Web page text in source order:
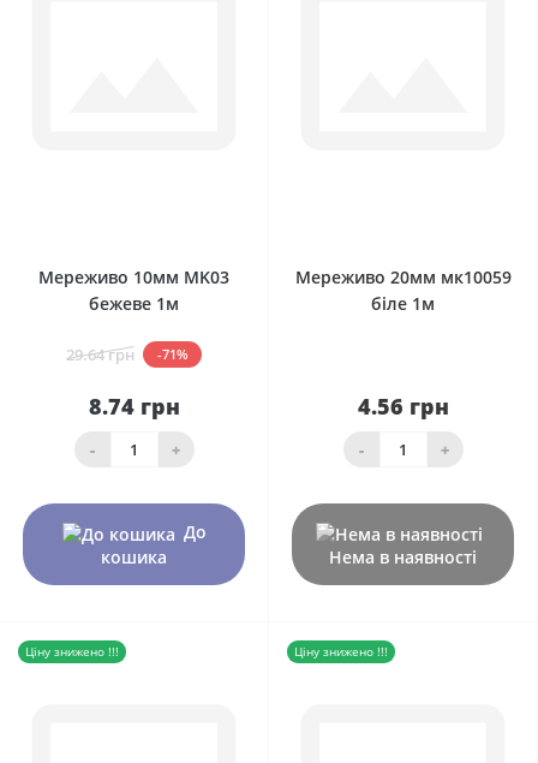
Мереживо 10мм MK03
бежеве 1м
29.64 грн -71%
8.74 грн
- +
До
кошика
Мереживо 20мм мк10059
біле 1м
4.56 грн
- +
Нема в наявності
Ціну знижено !!! Ціну знижено !!!